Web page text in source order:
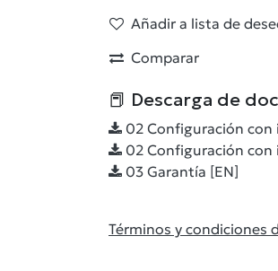
Añadir a lista de
Comparar
📕 Descarga de
02 Configuración con
02 Configuración con
03 Garantía [EN]
Términos y condiciones